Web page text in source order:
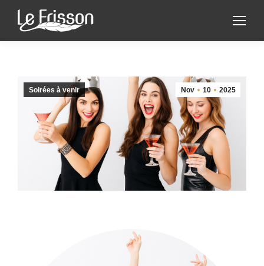
Nov 10 2025
Soirées à venir